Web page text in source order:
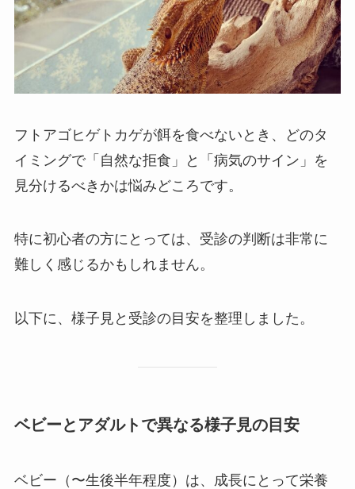
フトアゴヒゲトカゲが餌を食べないとき、どのタ
イミングで「自然な拒食」と「病気のサイン」を
見分けるべきかは悩みどころです。
特に初心者の方にとっては、受診の判断は非常に
難しく感じるかもしれません。
以下に、様子見と受診の目安を整理しました。
ベビーとアダルトで異なる様子見の目安
ベビー（〜生後半年程度）は、成長にとって栄養